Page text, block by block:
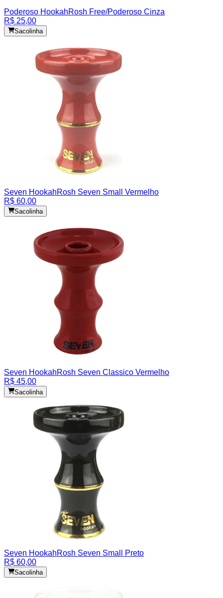
Poderoso HookahRosh Free/Poderoso Cinza
R$ 25,00
Sacolinha
Seven HookahRosh Seven Small Vermelho
R$ 60,00
Sacolinha
Seven HookahRosh Seven Classico Vermelho
R$ 45,00
Sacolinha
Seven HookahRosh Seven Small Preto
R$ 60,00
Sacolinha